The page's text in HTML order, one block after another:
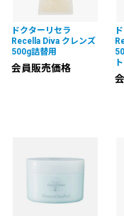
ドクターリセラ
Recella Diva クレンズ
500g詰替用
会員販売価格